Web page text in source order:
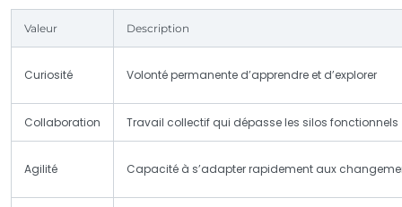
Valeur Description
Curiosité Volonté permanente d’apprendre et d’explorer
Collaboration Travail collectif qui dépasse les silos fonctionnels
Agilité Capacité à s’adapter rapidement aux